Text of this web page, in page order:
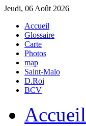
Jeudi, 06 Août 2026
Accueil
Glossaire
Carte
Photos
map
Saint-Malo
D.Roi
BCV
Accueil